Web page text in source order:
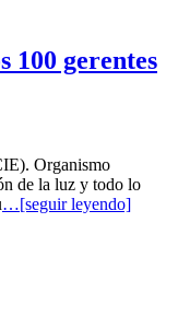
100 gerentes
Organismo
de la luz y todo lo
…[seguir leyendo]